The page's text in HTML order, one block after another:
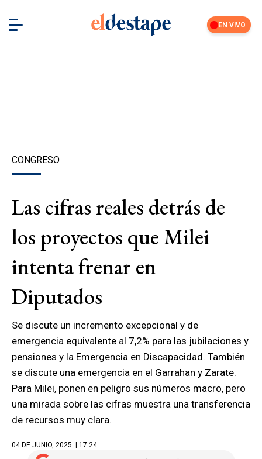
EN VIVO
CONGRESO
Las cifras reales detrás de
los proyectos que Milei
intenta frenar en
Diputados
Se discute un incremento excepcional y de
emergencia equivalente al 7,2% para las jubilaciones y
pensiones y la Emergencia en Discapacidad. También
se discute una emergencia en el Garrahan y Zarate.
Para Milei, ponen en peligro sus números macro, pero
una mirada sobre las cifras muestra una transferencia
de recursos muy clara.
04 DE JUNIO, 2025 | 17.24